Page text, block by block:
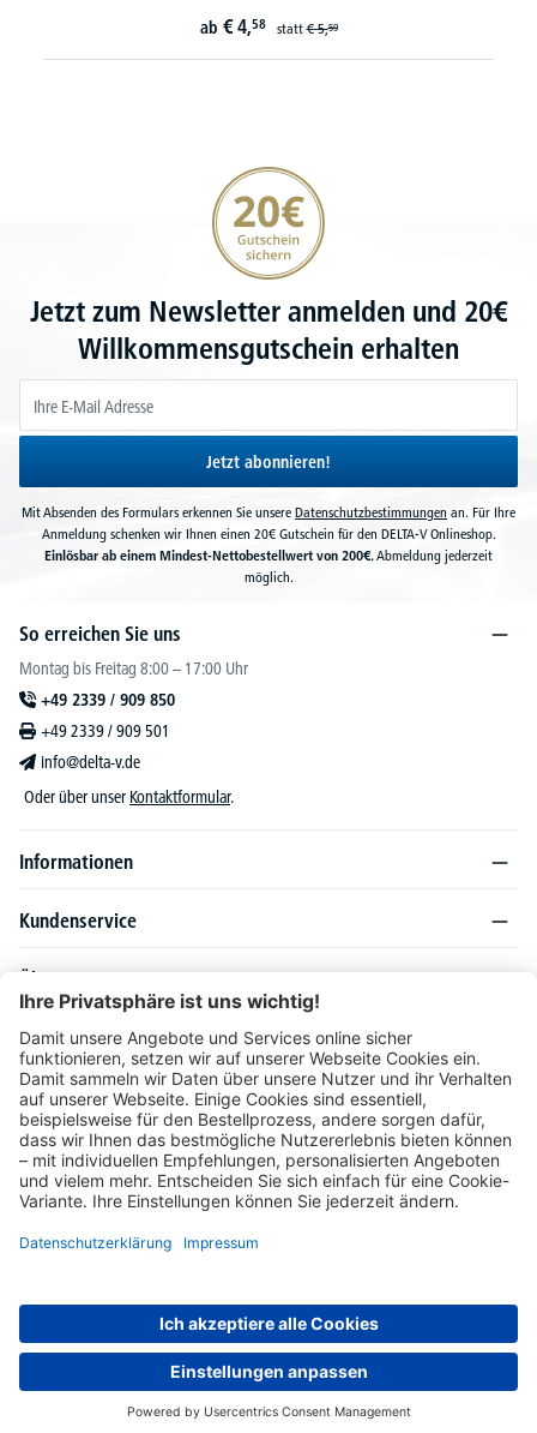
ab € 4,58 statt€ 5,59
20€ Gutschein sichern
Jetzt zum Newsletter anmelden und 20€
Willkommensgutschein erhalten
Jetzt abonnieren!
Mit Absenden des Formulars erkennen Sie unsere Datenschutzbestimmungen an. Für Ihre
Anmeldung schenken wir Ihnen einen 20€ Gutschein für den DELTA-V Onlineshop.
Einlösbar ab einem Mindest-Nettobestellwert von 200€.Abmeldung jederzeit
möglich.
So erreichen Sie uns
Montag bis Freitag 8:00 – 17:00 Uhr
+49 2339 / 909 850
+49 2339 / 909 501
info@delta-v.de
Oder über unser Kontaktformular.
Informationen
Kundenservice
Über DELTA-V
Produktsortiment
Ratgeber
Folgen Sie uns auch auf
Unser Angebot richtet sich ausschließlich an Industrie, Handel, Gewerbe und
europäische Ausland gelten Sonderkonditionen, die auf Anfrage mitgeteilt werden.
* Alle Preise verstehen sich zzgl. gesetzlicher MwSt.